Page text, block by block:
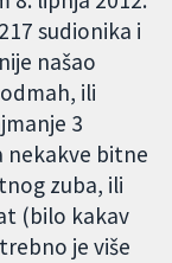
sudionika i
našao
ili
3
nekakve bitne
zuba, ili
(bilo kakav
je više